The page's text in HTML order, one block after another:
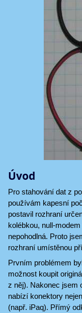
Úvod
Pro stahování dat z
používám kapesní
postavil rozhraní
kolébkou, null-
nepohodlná. Proto
rozhraní umístěnou
Prvním problémem
možnost koupit
z něj). Nakonec jsem
nabízí konektory
(např. iPaq). Přímý